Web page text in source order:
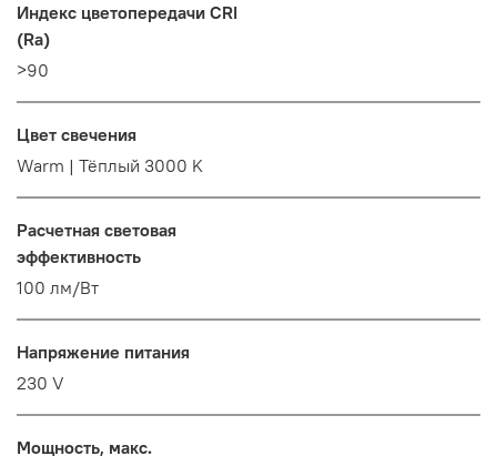
Индекс цветопередачи CRI
(Ra)
>90
Цвет свечения
Warm | Тёплый 3000 K
Расчетная световая
эффективность
100 лм/Вт
Напряжение питания
230 V
Мощность, макс.